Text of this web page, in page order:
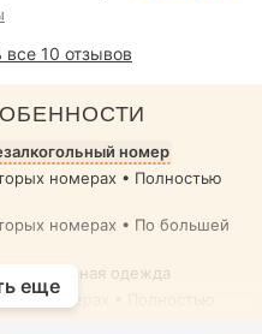
10 отзывов
номер
номерах • Полностью
номерах • По большей
купальная одежда
номерах • Полностью
еще